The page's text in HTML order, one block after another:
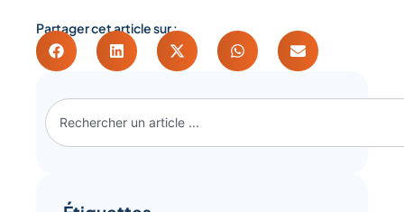
Partager cet article sur :